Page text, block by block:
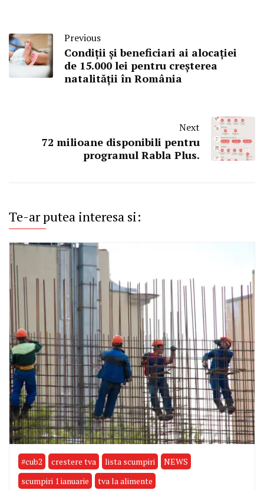
Previous
Condiții și beneficiari ai alocației
de 15.000 lei pentru creșterea
natalității în România
Next
72 milioane disponibili pentru
programul Rabla Plus.
Te-ar putea interesa si:
#cub2 crestere tva lista scumpiri
NEWS
scumpiri 1 ianuarie
tva la alimente